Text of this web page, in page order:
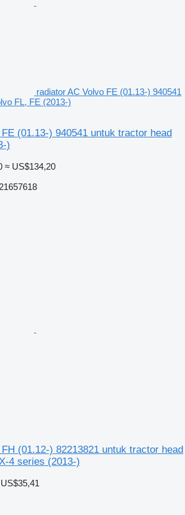
radiator AC Volvo FE (01.13-) 940541
FL, FE (2013-)
(01.13-) 940541 untuk tractor head
)
≈ US$134,20
(01.12-) 82213821 untuk tractor head
4 series (2013-)